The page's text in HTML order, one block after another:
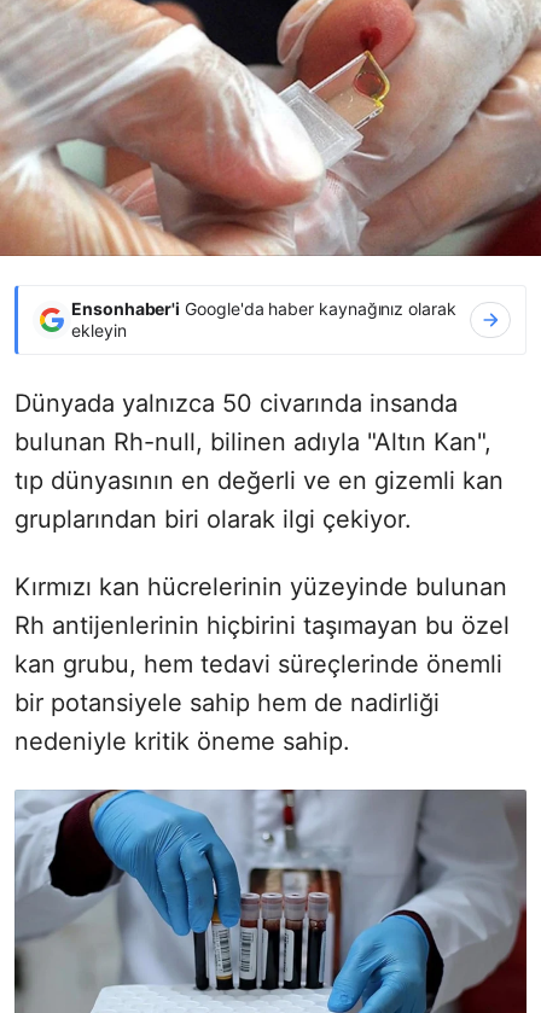
Ensonhaber'i Google'da haber kaynağınız olarak
ekleyin
Dünyada yalnızca 50 civarında insanda
bulunan Rh-null, bilinen adıyla "Altın Kan",
tıp dünyasının en değerli ve en gizemli kan
gruplarından biri olarak ilgi çekiyor.
Kırmızı kan hücrelerinin yüzeyinde bulunan
Rh antijenlerinin hiçbirini taşımayan bu özel
kan grubu, hem tedavi süreçlerinde önemli
bir potansiyele sahip hem de nadirliği
nedeniyle kritik öneme sahip.